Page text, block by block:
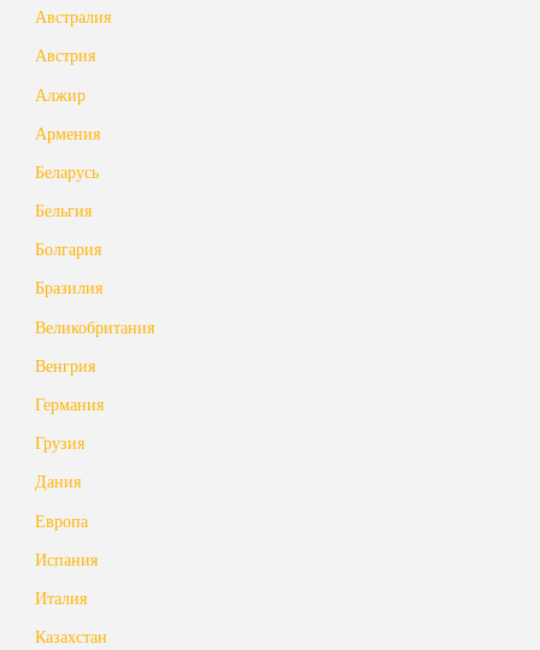
Австралия
Австрия
Алжир
Армения
Беларусь
Бельгия
Болгария
Бразилия
Великобритания
Венгрия
Германия
Грузия
Дания
Европа
Испания
Италия
Казахстан